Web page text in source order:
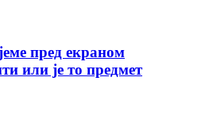
пред екраном
или је то предмет